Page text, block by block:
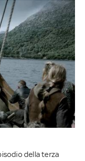
della terza